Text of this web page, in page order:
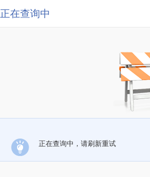
正在查询中
正在查询中，请刷新重试